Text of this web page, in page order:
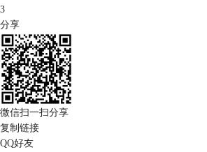
3
分享
微信扫一扫分享
复制链接
QQ好友